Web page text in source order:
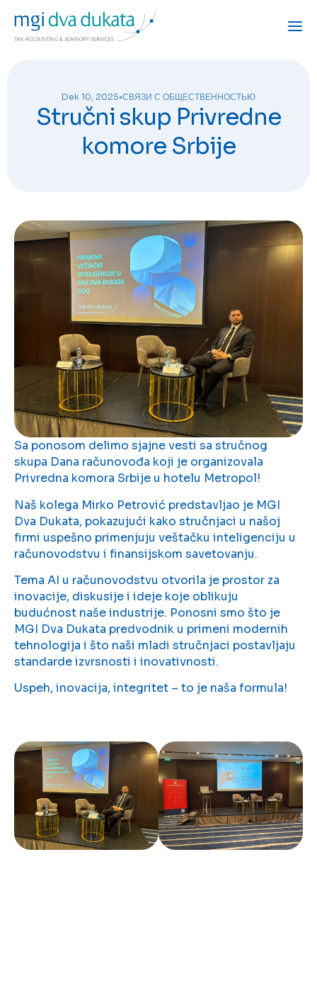
Dek 10, 2025•СВЯЗИ С ОБЩЕСТВЕННОСТЬЮ
Stručni skup Privredne
komore Srbije
Sa ponosom delimo sjajne vesti sa stručnog
skupa Dana računovođa koji je organizovala
Privredna komora Srbije u hotelu Metropol!
Naš kolega Mirko Petrović predstavljao je MGI
Dva Dukata, pokazujući kako stručnjaci u našoj
firmi uspešno primenjuju veštačku inteligenciju u
računovodstvu i finansijskom savetovanju.
Tema AI u računovodstvu otvorila je prostor za
inovacije, diskusije i ideje koje oblikuju
budućnost naše industrije. Ponosni smo što je
MGI Dva Dukata predvodnik u primeni modernih
tehnologija i što naši mladi stručnjaci postavljaju
standarde izvrsnosti i inovativnosti.
Uspeh, inovacija, integritet – to je naša formula!